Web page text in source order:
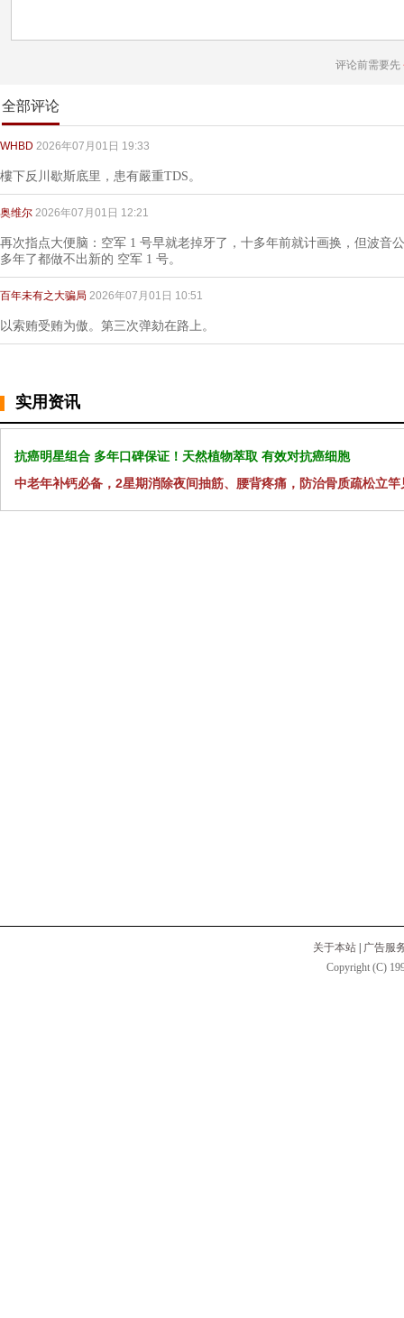
评论前需要先
全部评论
WHBD 2026年07月01日 19:33
樓下反川歇斯底里，患有嚴重TDS。
奥维尔 2026年07月01日 12:21
再次指点大便脑：空军 1 号早就老掉牙了，十多年前就计画换，但波音
多年了都做不出新的 空军 1 号。
百年未有之大骗局 2026年07月01日 10:51
以索贿受贿为傲。第三次弹劾在路上。
实用资讯
抗癌明星组合 多年口碑保证！天然植物萃取 有效对抗癌细胞
中老年补钙必备，2星期消除夜间抽筋、腰背疼痛，防治骨质疏松立竿
关于本站
广告服
Copyright (C)